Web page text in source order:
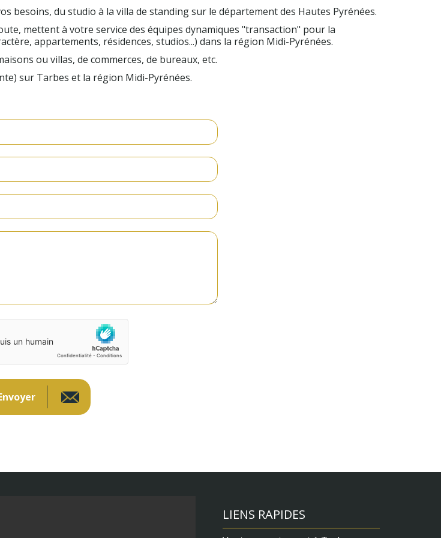
besoins, du studio à la villa de standing sur le département des Hautes Pyrénées.
mettent à votre service des équipes dynamiques "transaction" pour la
appartements, résidences, studios...) dans la région Midi-Pyrénées.
ou villas, de commerces, de bureaux, etc.
sur Tarbes et la région Midi-Pyrénées.
LIENS RAPIDES